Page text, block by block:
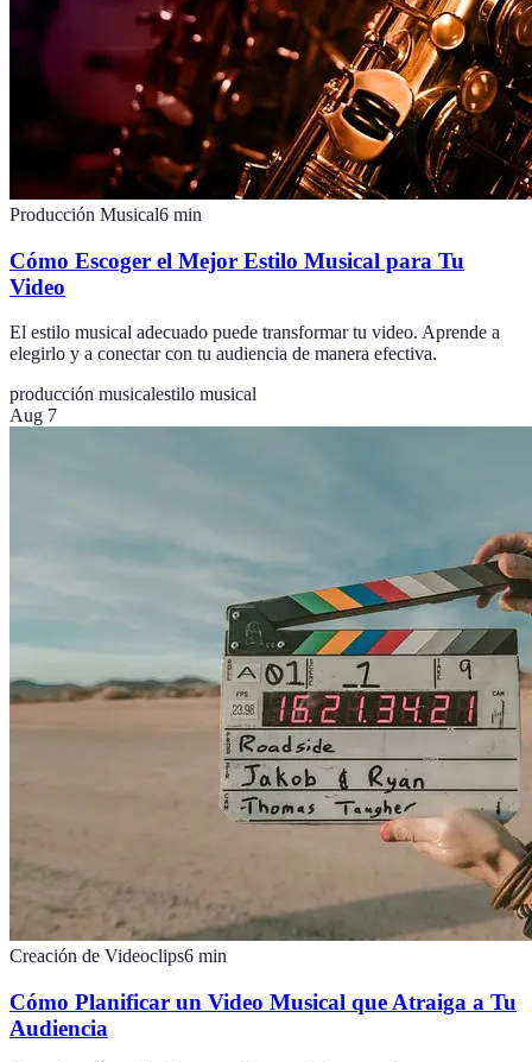
Producción Musical6 min
Cómo Escoger el Mejor Estilo Musical para Tu
Video
El estilo musical adecuado puede transformar tu video. Aprende a
elegirlo y a conectar con tu audiencia de manera efectiva.
producción musicalestilo musical
Aug 7
Creación de Videoclips6 min
Cómo Planificar un Video Musical que Atraiga a Tu
Audiencia